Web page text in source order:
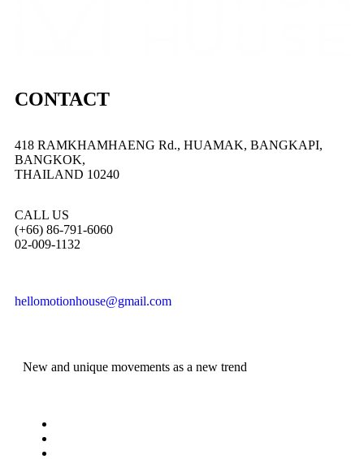
CONTACT
418 RAMKHAMHAENG Rd., HUAMAK, BANGKAPI,
BANGKOK,
THAILAND 10240
CALL US
(+66) 86-791-6060
02-009-1132
hellomotionhouse@gmail.com
New and unique movements as a new trend